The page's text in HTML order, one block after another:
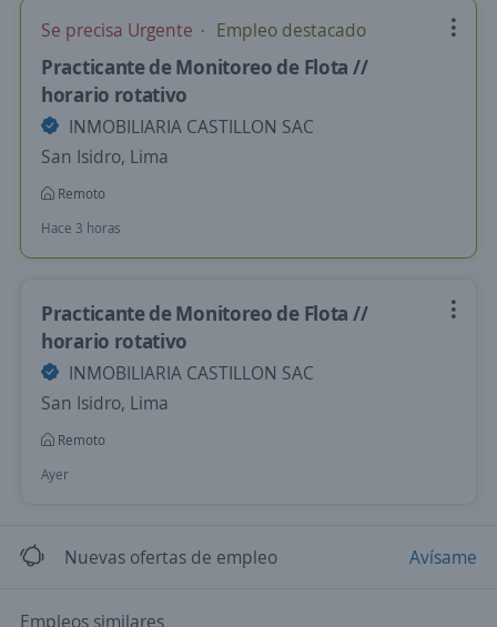
Se precisa Urgente Empleo destacado
Practicante de Monitoreo de Flota //
horario rotativo
INMOBILIARIA CASTILLON SAC
San Isidro, Lima
Remoto
Hace 3 horas
Practicante de Monitoreo de Flota //
horario rotativo
INMOBILIARIA CASTILLON SAC
San Isidro, Lima
Remoto
Ayer
Nuevas ofertas de empleo Avísame
Empleos similares